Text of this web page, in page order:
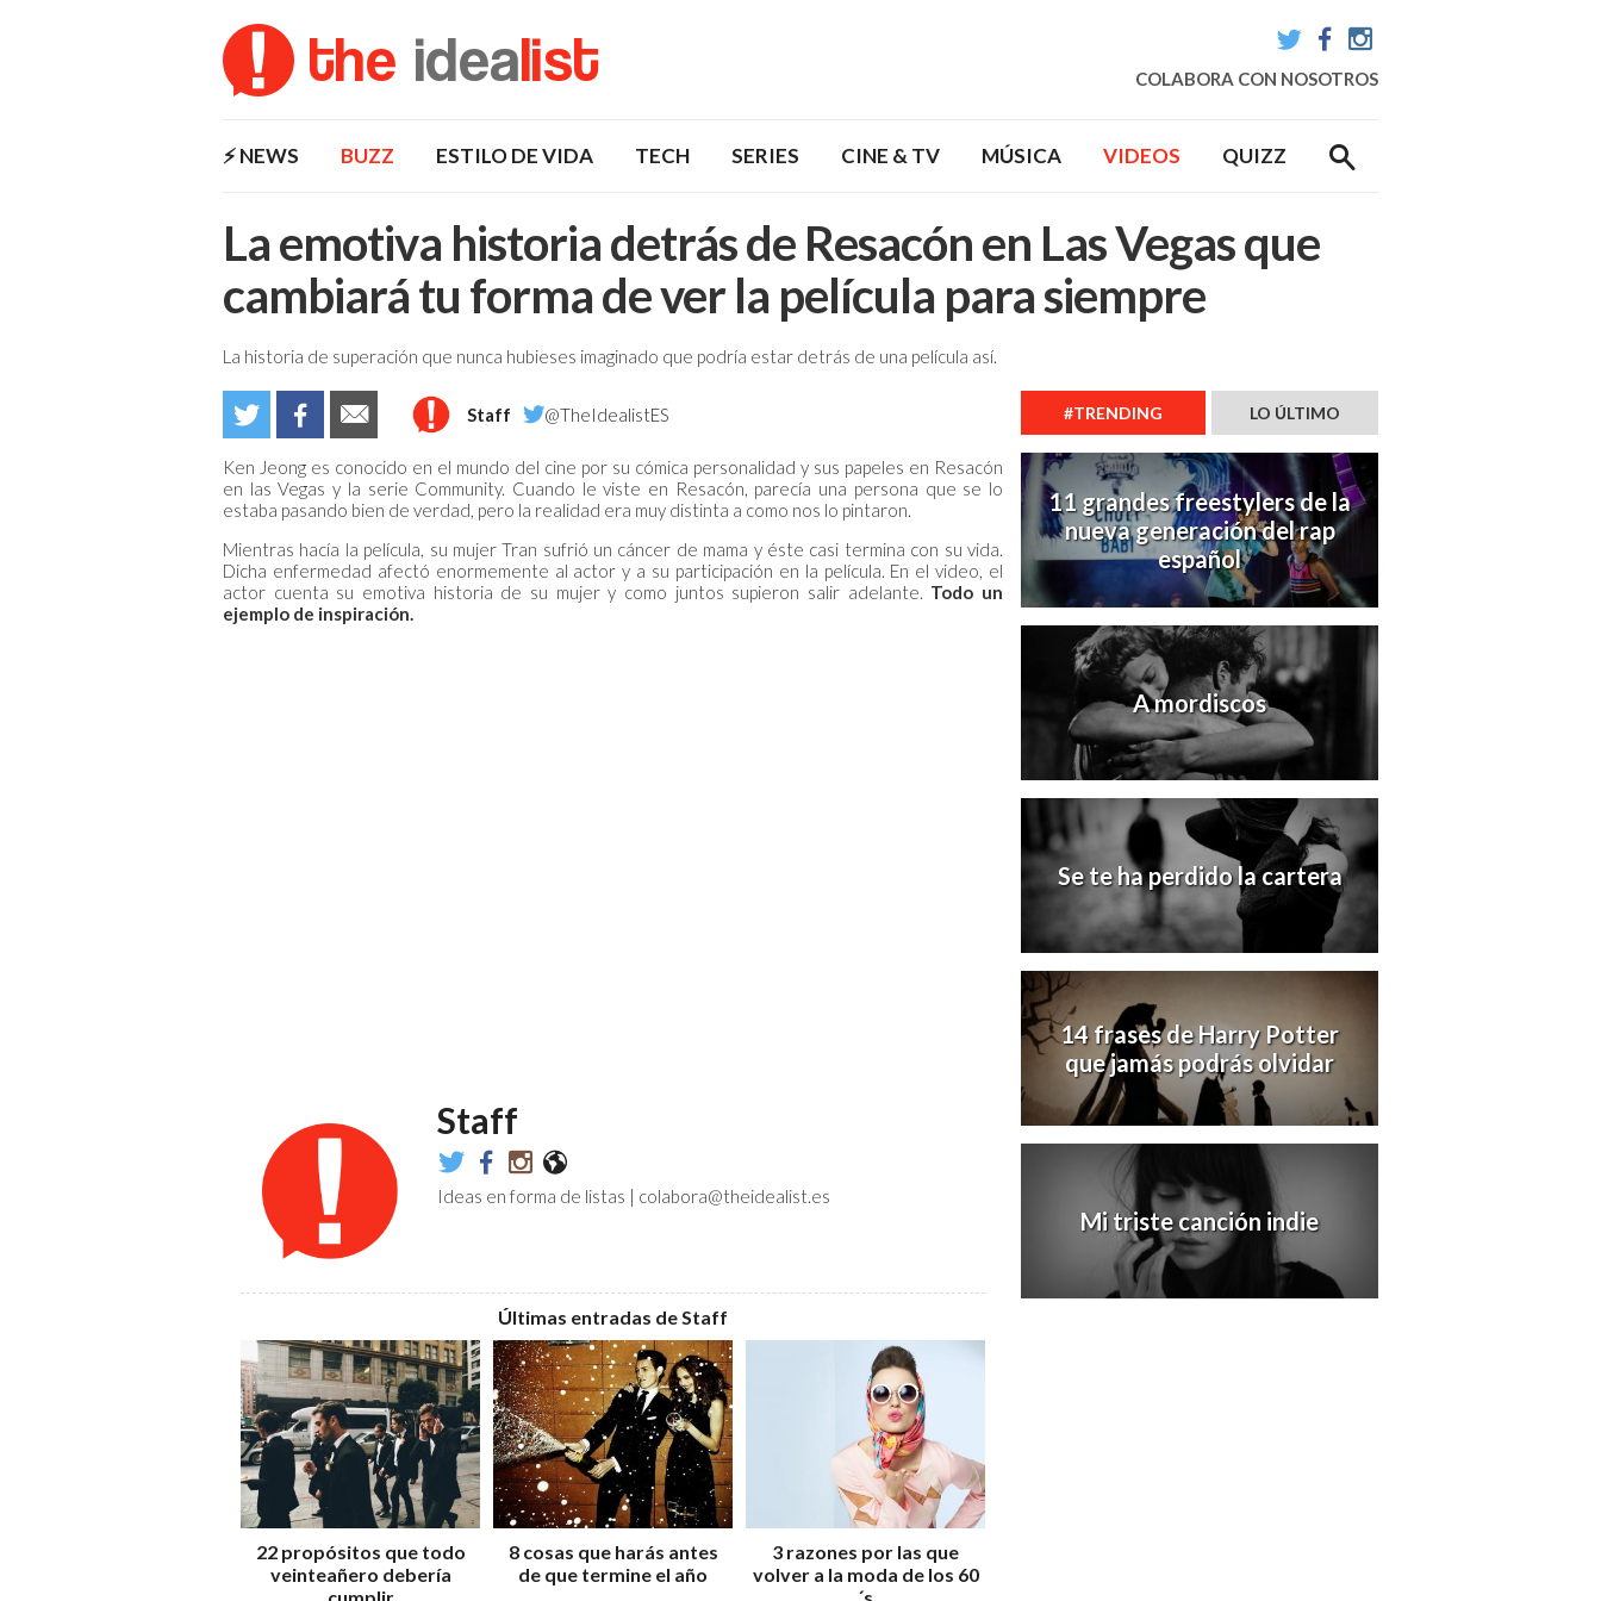
the idea list TwitterFacebookInstagram
COLABORA CON NOSOTROS
⚡️ NEWS BUZZ ESTILO DE VIDA TECH SERIES CINE & TV MÚSICA VIDEOS QUIZZ
La emotiva historia detrás de Resacón en Las Vegas que
cambiará tu forma de ver la película para siempre
La historia de superación que nunca hubieses imaginado que podría estar detrás de una película así.
Staff @TheIdealistES
Ken Jeong es conocido en el mundo del cine por su cómica personalidad y sus papeles en Resacón
en las Vegas y la serie Community. Cuando le viste en Resacón, parecía una persona que se lo
estaba pasando bien de verdad, pero la realidad era muy distinta a como nos lo pintaron.
Mientras hacía la película, su mujer Tran sufrió un cáncer de mama y éste casi termina con su vida.
Dicha enfermedad afectó enormemente al actor y a su participación en la película. En el video, el
actor cuenta su emotiva historia de su mujer y como juntos supieron salir adelante. Todo un
ejemplo de inspiración.
Staff
@TheIdealistES
TheIdealistES
theidealist.es
http://www.theidealist.es
Ideas en forma de listas | colabora@theidealist.es
Últimas entradas de Staff
22 propósitos que todo
veinteañero debería
8 cosas que harás antes
de que termine el año
3 razones por las que
volver a la moda de los 60
#TRENDING LO ÚLTIMO
11 grandes freestylers de la
nueva generación del rap
español
A mordiscos
Se te ha perdido la cartera
14 frases de Harry Potter
que jamás podrás olvidar
Mi triste canción indie